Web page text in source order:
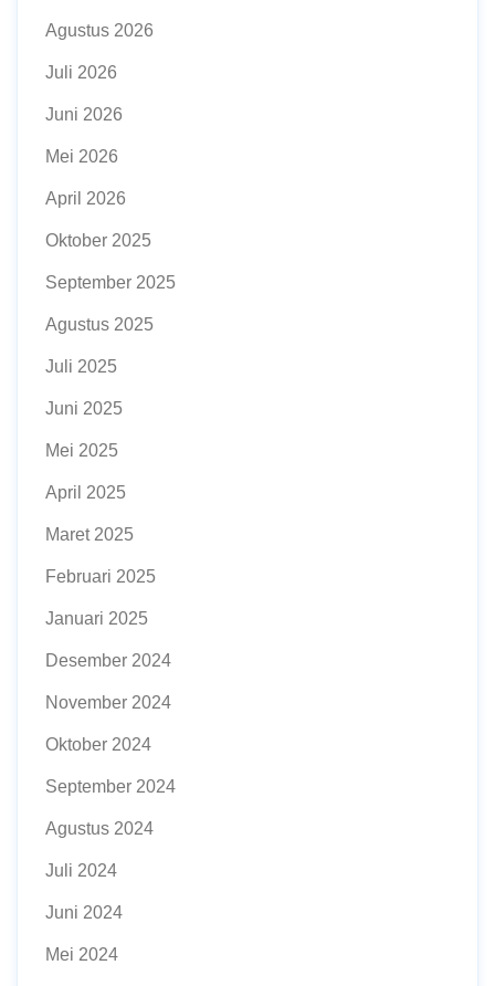
Agustus 2026
Juli 2026
Juni 2026
Mei 2026
April 2026
Oktober 2025
September 2025
Agustus 2025
Juli 2025
Juni 2025
Mei 2025
April 2025
Maret 2025
Februari 2025
Januari 2025
Desember 2024
November 2024
Oktober 2024
September 2024
Agustus 2024
Juli 2024
Juni 2024
Mei 2024